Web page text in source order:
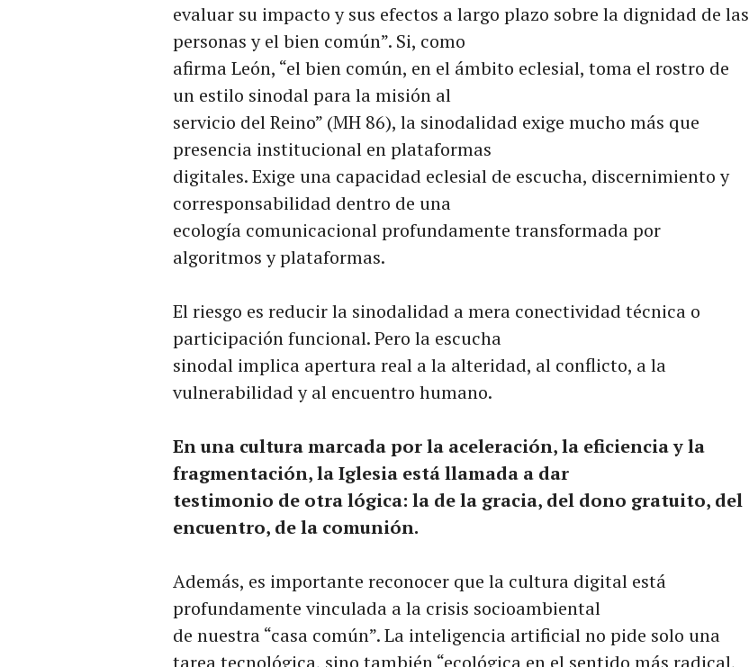
evaluar su impacto y sus efectos a largo plazo sobre la dignidad de las
personas y el bien común”. Si, como
afirma León, “el bien común, en el ámbito eclesial, toma el rostro de
un estilo sinodal para la misión al
servicio del Reino” (MH 86), la sinodalidad exige mucho más que
presencia institucional en plataformas
digitales. Exige una capacidad eclesial de escucha, discernimiento y
corresponsabilidad dentro de una
ecología comunicacional profundamente transformada por
algoritmos y plataformas.
El riesgo es reducir la sinodalidad a mera conectividad técnica o
participación funcional. Pero la escucha
sinodal implica apertura real a la alteridad, al conflicto, a la
vulnerabilidad y al encuentro humano.
En una cultura marcada por la aceleración, la eficiencia y la
fragmentación, la Iglesia está llamada a dar
testimonio de otra lógica: la de la gracia, del dono gratuito, del
encuentro, de la comunión.
Además, es importante reconocer que la cultura digital está
profundamente vinculada a la crisis socioambiental
de nuestra “casa común”. La inteligencia artificial no pide solo una
tarea tecnológica, sino también “ecológica en el sentido más radical,